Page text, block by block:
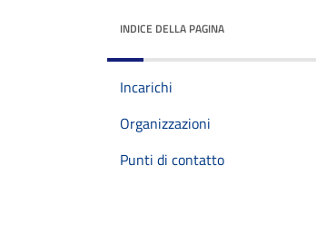
INDICE DELLA PAGINA
Incarichi
Organizzazioni
Punti di contatto